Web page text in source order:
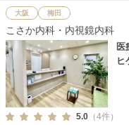
大阪 梅田
こさか内科・内視鏡内科
医
ヒ
5.0 （4件）